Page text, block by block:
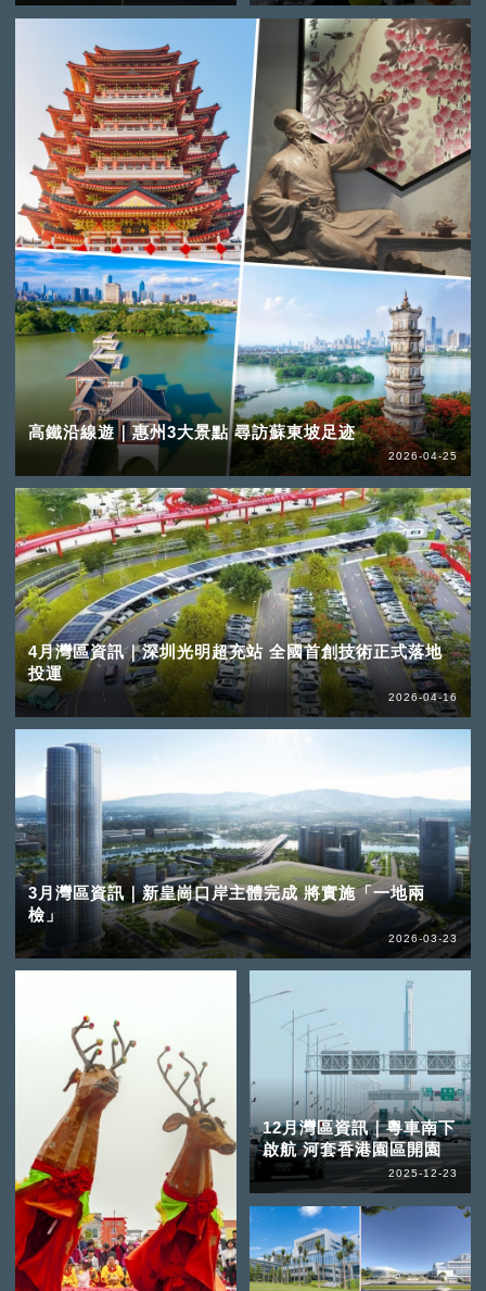
高鐵沿線遊｜惠州3大景點 尋訪蘇東坡足迹
2026-04-25
4月灣區資訊｜深圳光明超充站 全國首創技術正式落地
投運
2026-04-16
3月灣區資訊｜新皇崗口岸主體完成 將實施「一地兩
檢」
2026-03-23
12月灣區資訊｜粵車南下
啟航 河套香港園區開園
2025-12-23